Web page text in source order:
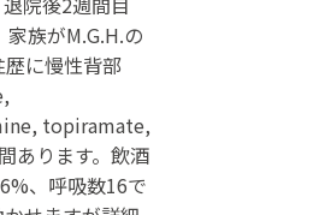
族がM.G.H.の
に慢性背部
topiramate,
あります。飲酒
、呼吸数16で